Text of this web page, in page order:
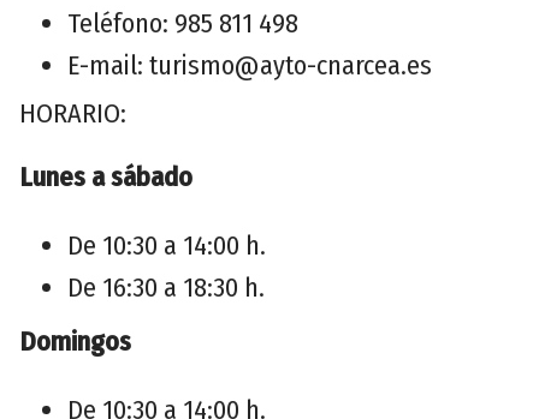
Teléfono: 985 811 498
E-mail: turismo@ayto-cnarcea.es
HORARIO:
Lunes a sábado
De 10:30 a 14:00 h.
De 16:30 a 18:30 h.
Domingos
De 10:30 a 14:00 h.